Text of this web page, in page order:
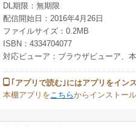
DL期限：無期限
配信開始日：2016年4月26日
ファイルサイズ：0.2MB
ISBN：4334704077
対応ビューア：ブラウザビューア、
｢アプリで読む｣にはアプリをイン
本棚アプリを こちらからインストー